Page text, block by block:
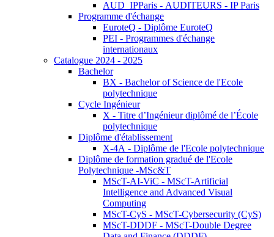
AUD_IPParis - AUDITEURS - IP Paris
Programme d'échange
EuroteQ - Diplôme EuroteQ
PEI - Programmes d'échange
internationaux
Catalogue 2024 - 2025
Bachelor
BX - Bachelor of Science de l'Ecole
polytechnique
Cycle Ingénieur
X - Titre d’Ingénieur diplômé de l’École
polytechnique
Diplôme d'établissement
X-4A - Diplôme de l'Ecole polytechnique
Diplôme de formation gradué de l'Ecole
Polytechnique -MSc&T
MScT-AI-ViC - MScT-Artificial
Intelligence and Advanced Visual
Computing
MScT-CyS - MScT-Cybersecurity (CyS)
MScT-DDDF - MScT-Double Degree